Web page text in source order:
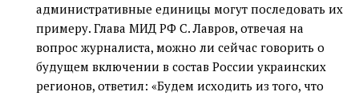
административные единицы могут последовать их
примеру. Глава МИД РФ С. Лавров, отвечая на
вопрос журналиста, можно ли сейчас говорить о
будущем включении в состав России украинских
регионов, ответил: «Будем исходить из того, что